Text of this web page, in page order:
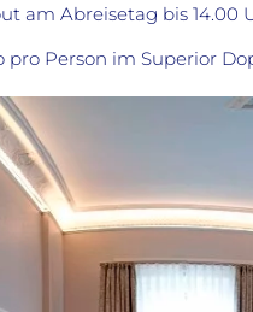
am Abreisetag bis 14.00
pro Person im Superior